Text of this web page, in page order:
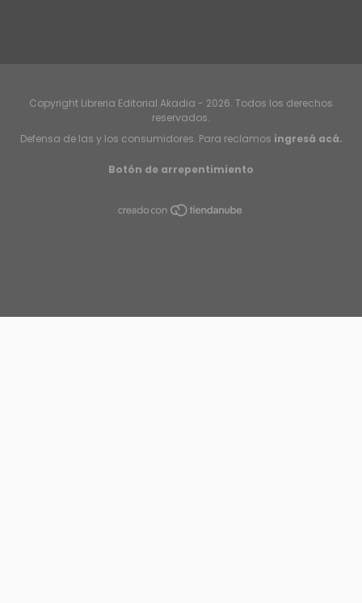
Copyright Libreria Editorial Akadia - 2026. Todos los derechos
reservados.
Defensa de las y los consumidores. Para reclamos ingresá acá.
Botón de arrepentimiento